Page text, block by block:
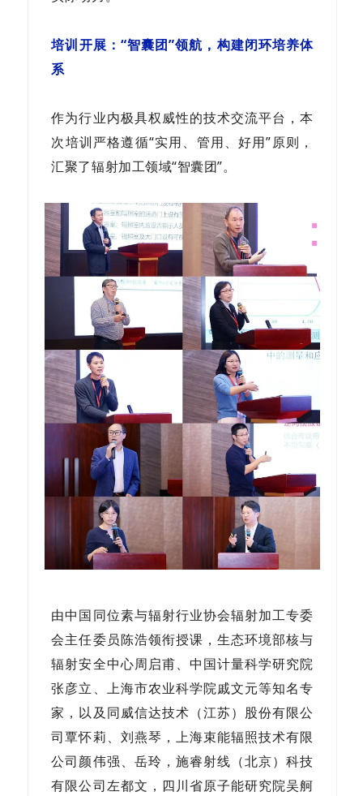
培训开展：“智囊团”领航，构建闭环培养体
系
作为行业内极具权威性的技术交流平台，本
次培训严格遵循“实用、管用、好用”原则，
汇聚了辐射加工领域“智囊团”。
由中国同位素与辐射行业协会辐射加工专委
会主任委员陈浩领衔授课，生态环境部核与
辐射安全中心周启甫、中国计量科学研究院
张彦立、上海市农业科学院戚文元等知名专
家，以及同威信达技术（江苏）股份有限公
司覃怀莉、刘燕琴，上海束能辐照技术有限
公司颜伟强、岳玲，施睿射线（北京）科技
有限公司左都文，四川省原子能研究院吴舸